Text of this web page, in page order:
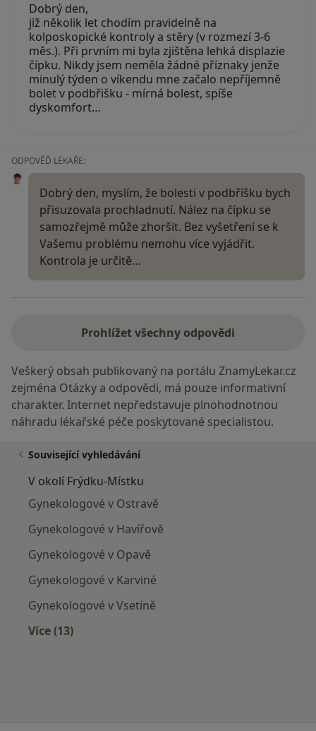
Dobrý den,
již několik let chodím pravidelně na
kolposkopické kontroly a stěry (v rozmezí 3-6
měs.). Při prvním mi byla zjištěna lehká displazie
čípku. Nikdy jsem neměla žádné příznaky jenže
minulý týden o víkendu mne začalo nepříjemně
bolet v podbřišku - mírná bolest, spíše
dyskomfort…
ODPOVĚĎ LÉKAŘE:
Dobrý den, myslím, že bolesti v podbříšku bych
přisuzovala prochladnutí. Nález na čípku se
samozřejmě může zhoršit. Bez vyšetření se k
Vašemu problému nemohu více vyjádřit.
Kontrola je určitě…
Prohlížet všechny odpovědi
Veškerý obsah publikovaný na portálu ZnamyLekar.cz
zejména Otázky a odpovědi, má pouze informativní
charakter. Internet nepředstavuje plnohodnotnou
náhradu lékařské péče poskytované specialistou.
Související vyhledávání
V okolí Frýdku-Místku
Gynekologové v Ostravě
Gynekologové v Havířově
Gynekologové v Opavě
Gynekologové v Karviné
Gynekologové v Vsetíně
Více (13)